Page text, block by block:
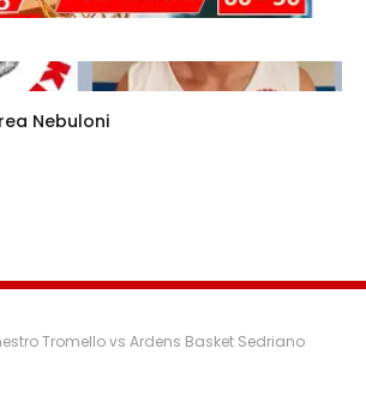
Nebuloni
Tromello vs Ardens Basket Sedriano